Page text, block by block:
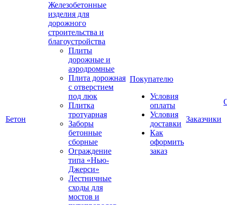
Бетон
Железобетонные
изделия для
дорожного
строительства и
благоустройства
Плиты
дорожные и
аэродромные
Плита дорожная
с отверстием
под люк
Плитка
тротуарная
Заборы
бетонные
сборные
Ограждение
типа «Нью-
Джерси»
Лестничные
сходы для
мостов и
Покупателю
Условия
оплаты
Условия
доставки
Как
оформить
заказ
Заказчики